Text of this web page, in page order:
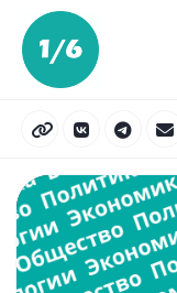
Перейти
содержанию